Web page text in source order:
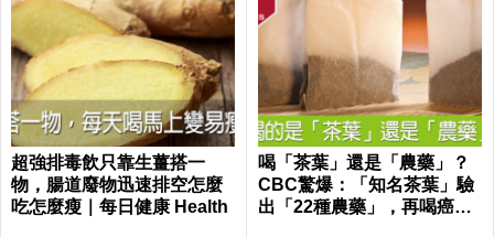
超強排毒飲只靠生薑搭一
物，腸道廢物迅速排空怎麼
吃怎麼瘦｜每日健康 Health
喝「茶葉」還是「農藥」？
CBC驚爆：「知名茶葉」驗
出「22種農藥」，再喝癌